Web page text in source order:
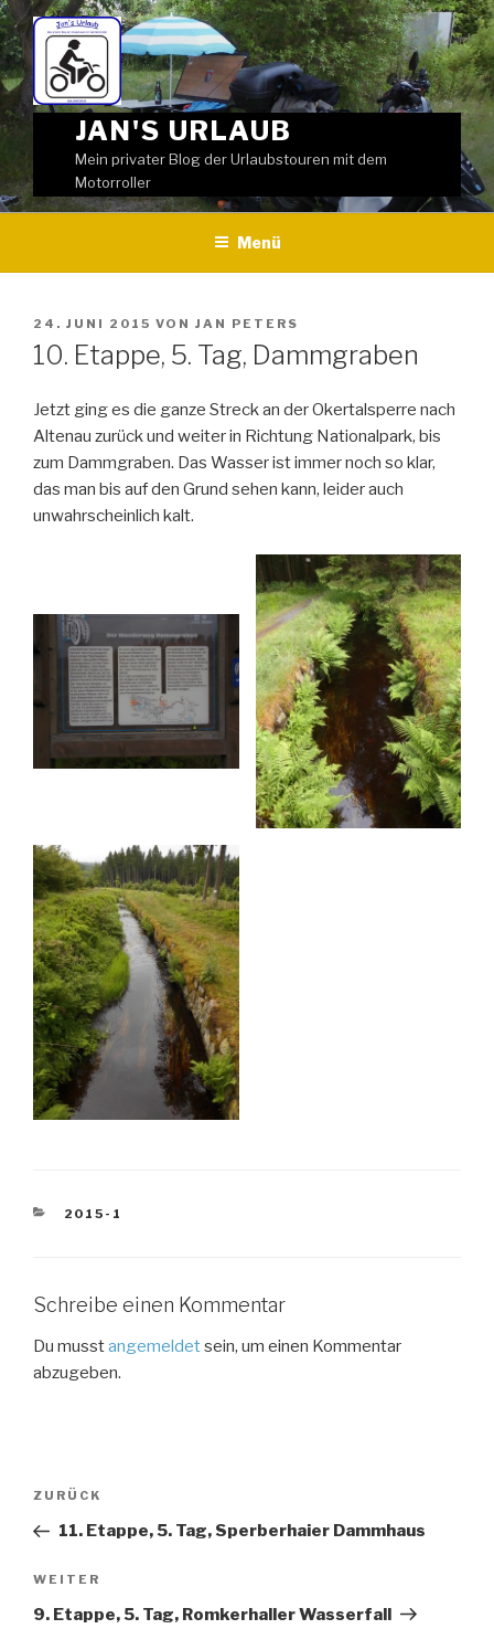
Weiter
zum
Inhalt
JAN'S URLAUB
Mein privater Blog der Urlaubstouren mit dem
Motorroller
Menü
VERÖFFENTLICHT
AM
24. JUNI 2015 VON JAN PETERS
10. Etappe, 5. Tag, Dammgraben
Jetzt ging es die ganze Streck an der Okertalsperre nach
Altenau zurück und weiter in Richtung Nationalpark, bis
zum Dammgraben. Das Wasser ist immer noch so klar,
das man bis auf den Grund sehen kann, leider auch
unwahrscheinlich kalt.
KATEGORIEN
2015-1
Schreibe einen Kommentar
Du musstangemeldetsein, um einen Kommentar
abzugeben.
Beitragsnavigation
Vorheriger
Beitrag
ZURÜCK
11. Etappe, 5. Tag, Sperberhaier Dammhaus
Nächster
Beitrag
WEITER
9. Etappe, 5. Tag, Romkerhaller Wasserfall